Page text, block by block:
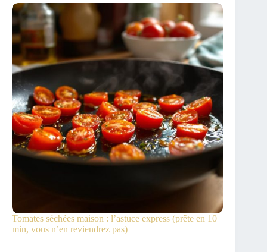
Tomates séchées maison : l’astuce express (prête en 10
min, vous n’en reviendrez pas)